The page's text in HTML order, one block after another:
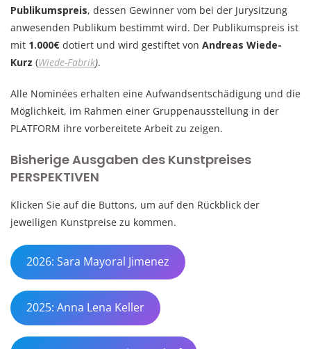
Publikumspreis, dessen Gewinner vom bei der Jurysitzung
anwesenden Publikum bestimmt wird. Der Publikumspreis ist
mit 1.000€ dotiert und wird gestiftet von Andreas Wiede-
Kurz (Wiede-Fabrik).
Alle Nominées erhalten eine Aufwandsentschädigung und die
Möglichkeit, im Rahmen einer Gruppenausstellung in der
PLATFORM ihre vorbereitete Arbeit zu zeigen.
Bisherige Ausgaben des Kunstpreises
PERSPEKTIVEN
Klicken Sie auf die Buttons, um auf den Rückblick der
jeweiligen Kunstpreise zu kommen.
2026: Sara Mayoral Jimenez
2025: Anna Lena Keller